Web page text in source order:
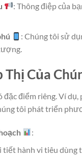
: Thông điệp của
: Chúng tôi sử
Thị Của
đặc điểm riêng. Ví
tôi phát triển
:
hành vi tiêu dùng